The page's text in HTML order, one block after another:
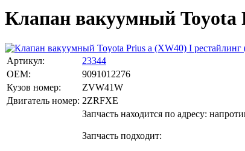
Клапан вакуумный Toyota
Артикул:
23344
OEM:
9091012276
Кузов номер:
ZVW41W
Двигатель номер: 2ZRFXE
Запчасть находится по адресу:
Запчасть подходит: